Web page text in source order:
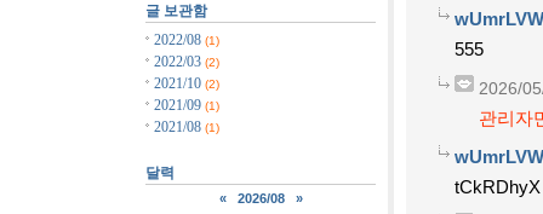
555
2026/
관리자
tCkRDhyX
글 보관함
2022/08 (1)
2022/03 (2)
2021/10 (2)
2021/09 (1)
2021/08 (1)
달력
« 2026/08
»